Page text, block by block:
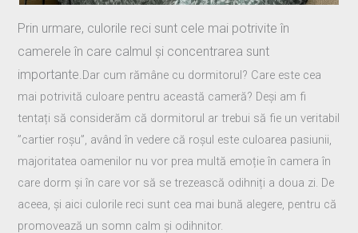
Prin urmare, culorile reci sunt cele mai potrivite în
camerele în care calmul și concentrarea sunt
importante.Dar cum rămâne cu dormitorul? Care este cea
mai potrivită culoare pentru această cameră? Deși am fi
tentați să considerăm că dormitorul ar trebui să fie un veritabil
”cartier roșu”, având în vedere că roșul este culoarea pasiunii,
majoritatea oamenilor nu vor prea multă emoție în camera în
care dorm și în care vor să se trezească odihniți a doua zi. De
aceea, și aici culorile reci sunt cea mai bună alegere, pentru că
promovează un somn calm și odihnitor.